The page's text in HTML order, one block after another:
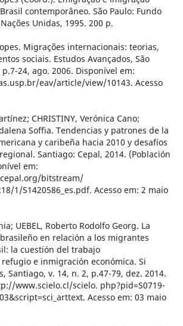
contemporâneo. São Paulo: Fundo
Unidas, 1995. 200 p.
Migrações internacionais: teorias,
sociais. Estudos Avançados, São
p.7-24, ago. 2006. Disponível em:
eav/article/view/10143. Acesso
CHRISTINY, Verónica Cano;
Soffia. Tendencias y patrones de la
y caribeña hacia 2010 y desafíos
Santiago: Cepal, 2014. (Población
em:
bitstream/
1/S1420586_es.pdf. Acesso em: 2 maio
UEBEL, Roberto Rodolfo Georg. La
en relación a los migrantes
la cuestión del trabajo
e inmigración económica. Si
Santiago, v. 14, n. 2, p.47-79, dez. 2014.
www.scielo.cl/scielo. php?pid=S0719-
Acesso em: 03 maio